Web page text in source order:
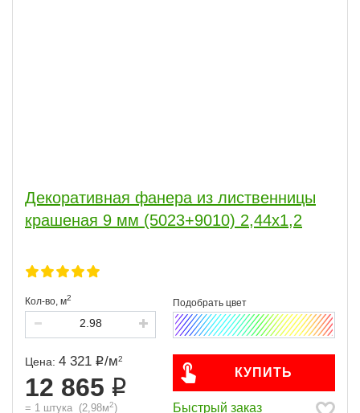
Декоративная фанера из лиственницы
крашеная 9 мм (5023+9010) 2,44х1,2
Кол-во, м2
Цена: 4 321 /м2
12 865
= 1 штука (2,98м2)
КУПИТЬ
Быстрый заказ